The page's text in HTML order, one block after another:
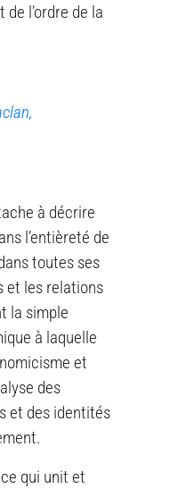
l’ordre de la
à décrire
l’entièreté de
toutes ses
et les relations
la simple
à laquelle
et
des
et des identités
qui unit et